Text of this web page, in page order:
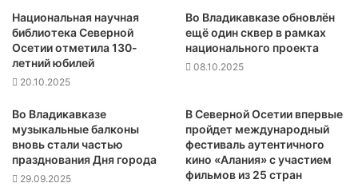
Национальная научная
библиотека Северной
Осетии отметила 130-
летний юбилей
20.10.2025
Во Владикавказе обновлён
ещё один сквер в рамках
национального проекта
08.10.2025
Во Владикавказе
музыкальные балконы
вновь стали частью
празднования Дня города
29.09.2025
В Северной Осетии впервые
пройдет международный
фестиваль аутентичного
кино «Алания» с участием
фильмов из 25 стран